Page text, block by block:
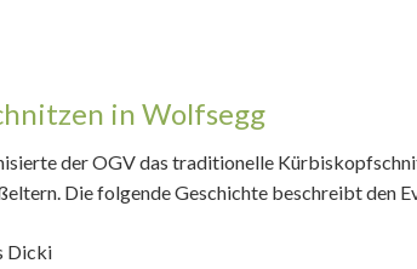
in Wolfsegg
der OGV das traditionelle
Die folgende Geschichte beschreibt den
Dicki